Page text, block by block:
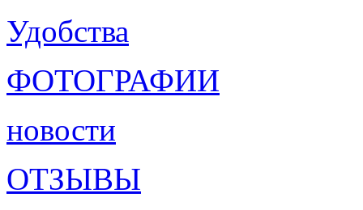
Удобства
ФОТОГРАФИИ
новости
ОТЗЫВЫ